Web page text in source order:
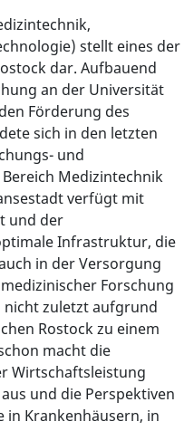
stellt eines der
dar. Aufbauend
an der Universität
Förderung des
sich in den letzten
und
Medizintechnik
verfügt mit
und der
Infrastruktur, die
in der Versorgung
Forschung
nicht zuletzt aufgrund
Rostock zu einem
macht die
Wirtschaftsleistung
und die Perspektiven
in Krankenhäusern, in